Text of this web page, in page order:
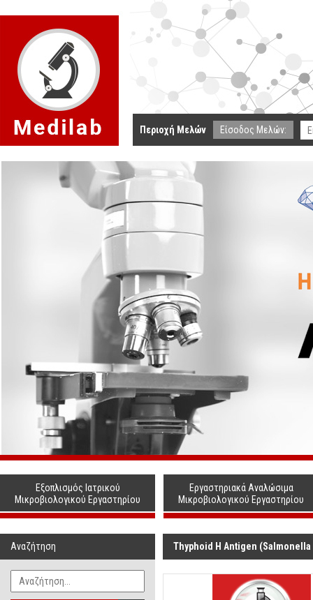
Περιοχή Μελών Είσοδος Μελών:
Εξοπλισμός Ιατρικού
Μικροβιολογικού Εργαστηρίου
Εργαστηριακά Αναλώσιμα
Μικροβιολογικού Εργαστηρίου
Thyphoid H Antigen (Salmonella
Αναζήτηση